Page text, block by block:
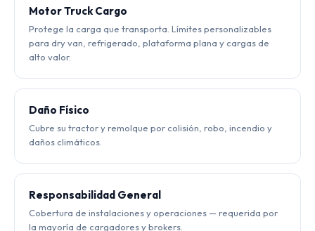
Motor Truck Cargo
Protege la carga que transporta. Límites personalizables
para dry van, refrigerado, plataforma plana y cargas de
alto valor.
Daño Físico
Cubre su tractor y remolque por colisión, robo, incendio y
daños climáticos.
Responsabilidad General
Cobertura de instalaciones y operaciones — requerida por
la mayoría de cargadores y brokers.